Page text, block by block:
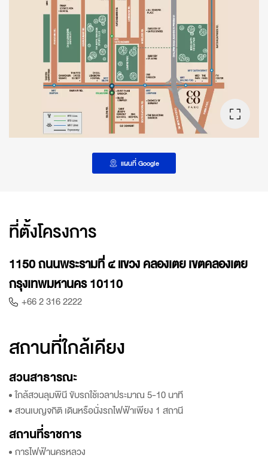
ที่ตั้งโครงการ
1150 ถนนพระรามที่ ๔ แขวง คลองเตย เขตคลองเตย
กรุงเทพมหานคร 10110
+66 2 316 2222
สถานที่ใกล้เคียง
สวนสาธารณะ
ใกล้สวนลุมพินี ขับรถใช้เวลาประมาณ 5-10 นาที
สวนเบญจกิติ เดินหรือนั่งรถไฟฟ้าเพียง 1 สถานี
สถานที่ราชการ
การไฟฟ้านครหลวง
แผนที่ Google